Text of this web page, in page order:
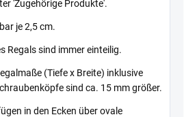
'Zugehörige Produkte'.
je 2,5 cm.
Regals sind immer einteilig.
(Tiefe x Breite) inklusive
sind ca. 15 mm größer.
in den Ecken über ovale